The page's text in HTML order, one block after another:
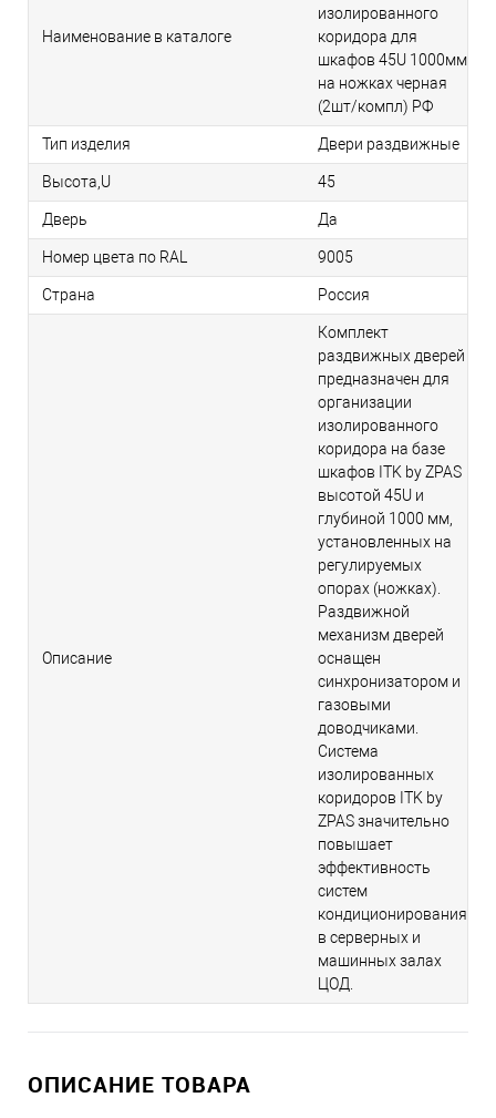
Наименование в каталоге
изолированного
коридора для
шкафов 45U 1000мм
на ножках черная
(2шт/компл) РФ
Тип изделия Двери раздвижные
Высота,U 45
Дверь Да
Номер цвета по RAL 9005
Страна Россия
Описание
Комплект
раздвижных дверей
предназначен для
организации
изолированного
коридора на базе
шкафов ITK by ZPAS
высотой 45U и
глубиной 1000 мм,
установленных на
регулируемых
опорах (ножках).
Раздвижной
механизм дверей
оснащен
синхронизатором и
газовыми
доводчиками.
Система
изолированных
коридоров ITK by
ZPAS значительно
повышает
эффективность
систем
кондиционирования
в серверных и
машинных залах
ЦОД.
ОПИСАНИЕ ТОВАРА